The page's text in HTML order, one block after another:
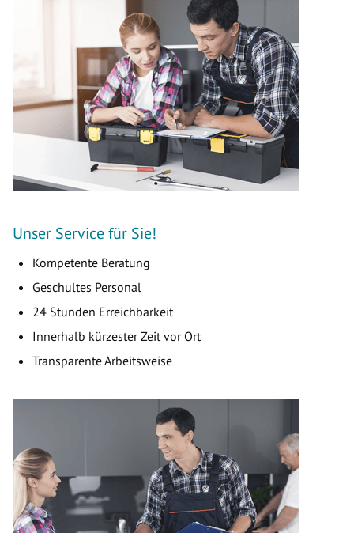
Unser Service für Sie!
Kompetente Beratung
Geschultes Personal
24 Stunden Erreichbarkeit
Innerhalb kürzester Zeit vor Ort
Transparente Arbeitsweise